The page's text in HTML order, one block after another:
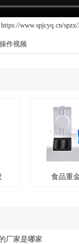
https://www.spjcyq.cn/
作视频
食品重
厂家是哪家